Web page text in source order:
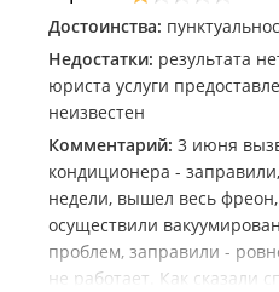
Достоинства:
Недостатки: результата
юриста услуги
неизвестен
Комментарий: 3 июня
кондиционера -
недели, вышел весь
осуществили
проблем, заправили -
не работает. Как сказали